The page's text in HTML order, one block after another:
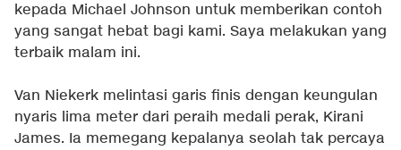
kepada Michael Johnson untuk memberikan contoh
yang sangat hebat bagi kami. Saya melakukan yang
terbaik malam ini.
Van Niekerk melintasi garis finis dengan keungulan
nyaris lima meter dari peraih medali perak, Kirani
James. Ia memegang kepalanya seolah tak percaya